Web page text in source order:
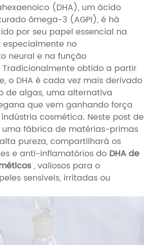
(DHA), um ácido
ômega-3 (AGPI), é há
por seu papel essencial na
no
neural e na função
obtido a partir
o DHA é cada vez mais derivado
de algas, uma alternativa
que vem ganhando força
cosmética. Neste post de
uma fábrica de matérias-primas
pureza, compartilhará os
e anti-inflamatórios do DHA de
, valiosos para o
sensíveis, irritadas ou